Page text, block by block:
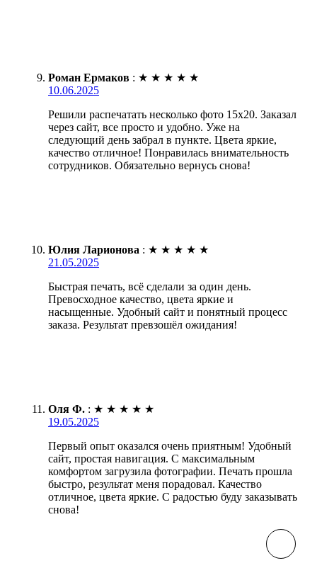
Роман Ермаков : ★ ★ ★ ★ ★
10.06.2025
Решили распечатать несколько фото 15х20. Заказал
через сайт, все просто и удобно. Уже на
следующий день забрал в пункте. Цвета яркие,
качество отличное! Понравилась внимательность
сотрудников. Обязательно вернусь снова!
Юлия Ларионова : ★ ★ ★ ★ ★
21.05.2025
Быстрая печать, всё сделали за один день.
Превосходное качество, цвета яркие и
насыщенные. Удобный сайт и понятный процесс
заказа. Результат превзошёл ожидания!
Оля Ф. : ★ ★ ★ ★ ★
19.05.2025
Первый опыт оказался очень приятным! Удобный
сайт, простая навигация. С максимальным
комфортом загрузила фотографии. Печать прошла
быстро, результат меня порадовал. Качество
отличное, цвета яркие. С радостью буду заказывать
снова!